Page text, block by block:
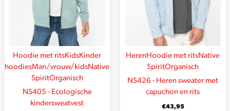
Hoodie met ritsKidsKinder
hoodiesMan/vrouw/kidsNative
SpiritOrganisch
NS405 - Ecologische
kindersweatvest
HerenHoodie met ritsNative
SpiritOrganisch
NS426 - Heren sweater met
capuchon en rits
€43,95